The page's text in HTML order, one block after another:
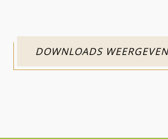
DOWNLOADS WEERGEVEN